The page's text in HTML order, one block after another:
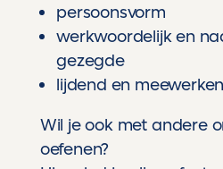
persoonsvorm
werkwoordelijk en
gezegde
lijdend en
Wil je ook met andere
oefenen?